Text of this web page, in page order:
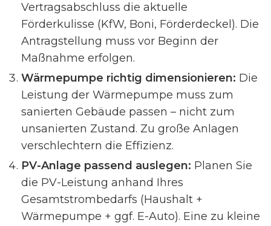
Vertragsabschluss die aktuelle
Förderkulisse (KfW, Boni, Förderdeckel). Die
Antragstellung muss vor Beginn der
Maßnahme erfolgen.
Wärmepumpe richtig dimensionieren: Die
Leistung der Wärmepumpe muss zum
sanierten Gebäude passen – nicht zum
unsanierten Zustand. Zu große Anlagen
verschlechtern die Effizienz.
PV-Anlage passend auslegen: Planen Sie
die PV-Leistung anhand Ihres
Gesamtstrombedarfs (Haushalt +
Wärmepumpe + ggf. E-Auto). Eine zu kleine